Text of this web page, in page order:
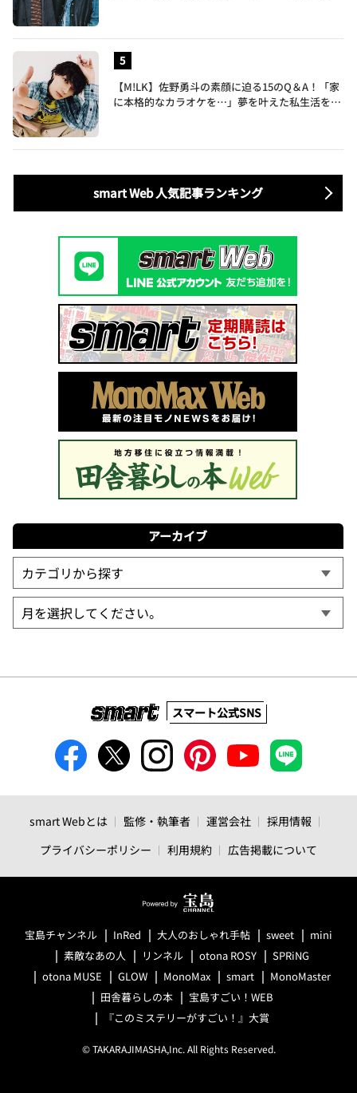
【M!LK】佐野勇斗の素顔に迫る15のQ＆A！「家
に本格的なカラオケを…」夢を叶えた私生活を公
smart Web 人気記事ランキング
アーカイブ
スマート公式SNS
smart Webとは 監修・執筆者 運営会社
採用情報
プライバシーポリシー
利用規約 広告掲載について
宝島チャンネル InRed 大人のおしゃれ手帖 sweet
mini
素敵なあの人
リンネル otona ROSY
SPRiNG
otona MUSE
GLOW MonoMax smart
MonoMaster
田舎暮らしの本
宝島すごい！WEB
『このミステリーがすごい！』大賞
© TAKARAJIMASHA,Inc. All Rights Reserved.